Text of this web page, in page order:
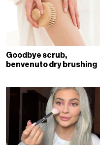
Goodbye scrub,
benvenuto dry brushing